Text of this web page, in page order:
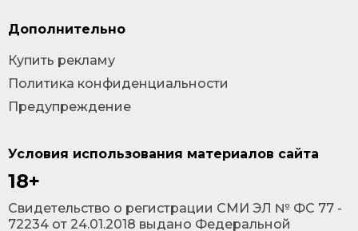
Условия использования материалов сайта
18+
Cвидетельство о регистрации СМИ ЭЛ № ФС 77 -
72234 от 24.01.2018 выдано Федеральной
Дополнительно
Купить рекламу
Политика конфиденциальности
Предупреждение